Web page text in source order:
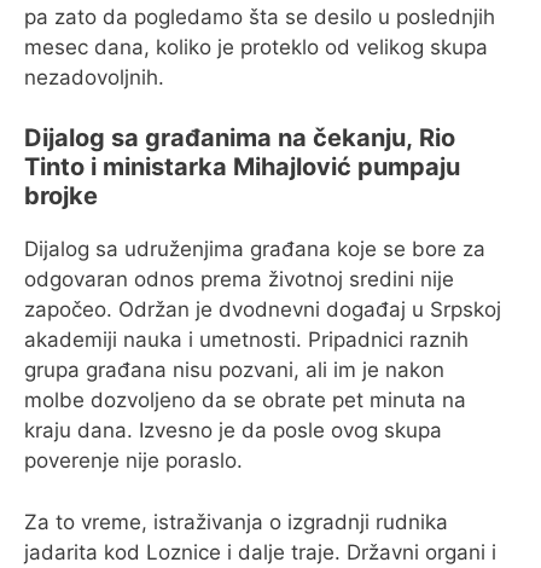
pa zato da pogledamo šta se desilo u poslednjih
mesec dana, koliko je proteklo od velikog skupa
nezadovoljnih.
Dijalog sa građanima na čekanju, Rio
Tinto i ministarka Mihajlović pumpaju
brojke
Dijalog sa udruženjima građana koje se bore za
odgovaran odnos prema životnoj sredini nije
započeo. Održan je dvodnevni događaj u Srpskoj
akademiji nauka i umetnosti. Pripadnici raznih
grupa građana nisu pozvani, ali im je nakon
molbe dozvoljeno da se obrate pet minuta na
kraju dana. Izvesno je da posle ovog skupa
poverenje nije poraslo.
Za to vreme, istraživanja o izgradnji rudnika
jadarita kod Loznice i dalje traje. Državni organi i